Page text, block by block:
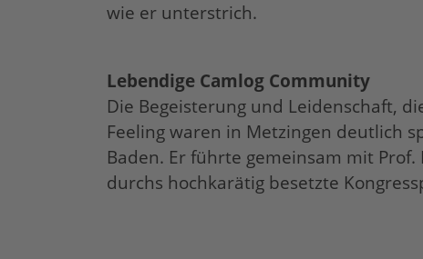
wie er unterstrich.
Lebendige Camlog Community
Die Begeisterung und Leidenschaft,
Feeling waren in Metzingen deutlich
Baden. Er führte gemeinsam mit
durchs hochkarätig besetzte